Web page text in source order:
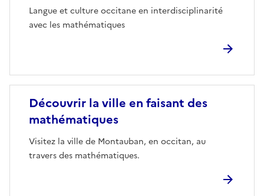
Langue et culture occitane en interdisciplinarité
avec les mathématiques
Découvrir la ville en faisant des
mathématiques
Visitez la ville de Montauban, en occitan, au
travers des mathématiques.